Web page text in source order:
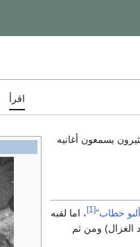
اقرأ
يسمعون أغانيه
خطاب"[1]
، اما لقبه
الغزال) ومن ثم